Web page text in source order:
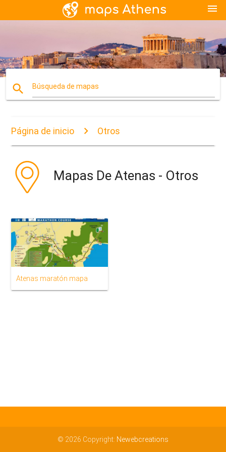
menu
search Búsqueda de mapas
Página de inicio Otros
Mapas De Atenas - Otros
Atenas maratón mapa
© 2026 Copyright: Newebcreations